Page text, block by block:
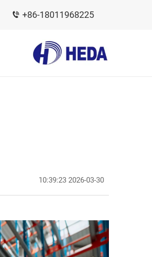
+86-18011968225
2026-03-30 10:39:23